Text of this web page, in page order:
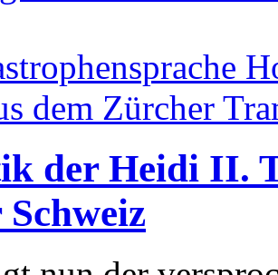
dem Zürcher
der Heidi II.